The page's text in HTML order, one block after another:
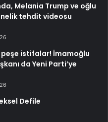
Melania Trump ve oğlu
tehdit videosu
peşe istifalar! İmamoğlu
da Yeni Parti’ye
Defile